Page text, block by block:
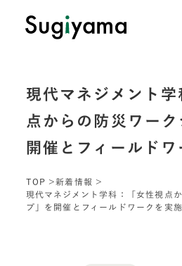
現代マネジメント
点からの防災ワー
開催とフィールド
TOP
新着情報
現代マネジメント学科：「女性視点
プ」を開催とフィールドワークを実施